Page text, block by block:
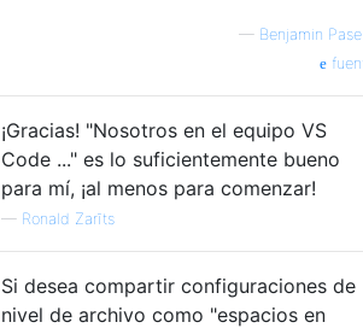
— Benjamin
¡Gracias! "Nosotros en el equipo VS
Code ..." es lo suficientemente bueno
para mí, ¡al menos para comenzar!
— Ronald Zarīts
Si desea compartir configuraciones de
nivel de archivo como "espacios en